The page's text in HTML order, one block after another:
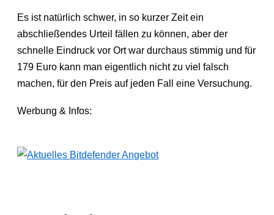
Es ist natürlich schwer, in so kurzer Zeit ein
abschließendes Urteil fällen zu können, aber der
schnelle Eindruck vor Ort war durchaus stimmig und für
179 Euro kann man eigentlich nicht zu viel falsch
machen, für den Preis auf jeden Fall eine Versuchung.
Werbung & Infos: